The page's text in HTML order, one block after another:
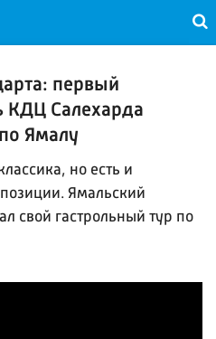
первый
КДЦ Салехарда
Ямалу
но есть и
Ямальский
свой гастрольный тур по